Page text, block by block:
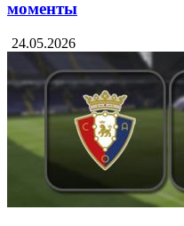
моменты
24.05.2026